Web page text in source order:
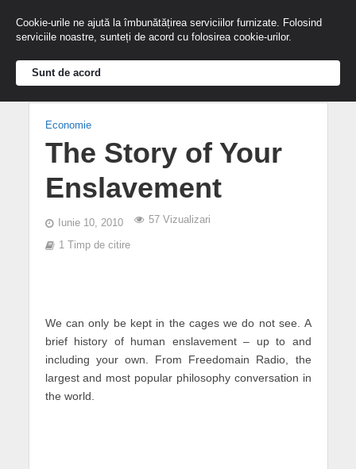
Economie
The Story of Your
Enslavement
Iunie 10, 2010 57 Vizualizari
1 Timp de citire
We can only be kept in the cages we do not see. A
brief history of human enslavement – up to and
including your own. From Freedomain Radio, the
largest and most popular philosophy conversation in
the world.
Cookie-urile ne ajută la îmbunătățirea serviciilor furnizate. Folosind
serviciile noastre, sunteți de acord cu folosirea cookie-urilor.
Sunt de acord